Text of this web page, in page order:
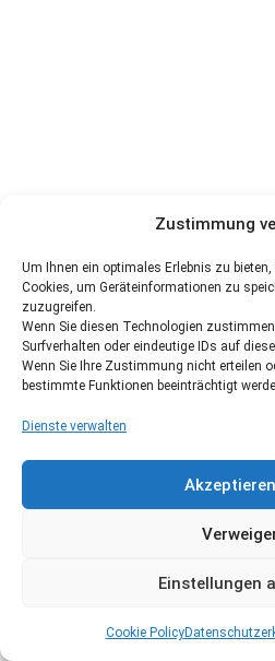
Zustimmung
Um Ihnen ein optimales Erlebnis zu
Cookies, um Geräteinformationen zu
zuzugreifen.
Wenn Sie diesen Technologien
Surfverhalten oder eindeutige IDs auf
Wenn Sie Ihre Zustimmung nicht erteilen
bestimmte Funktionen beeinträchtigt
Dienste verwalten
Einstellungen
Cookie Policy